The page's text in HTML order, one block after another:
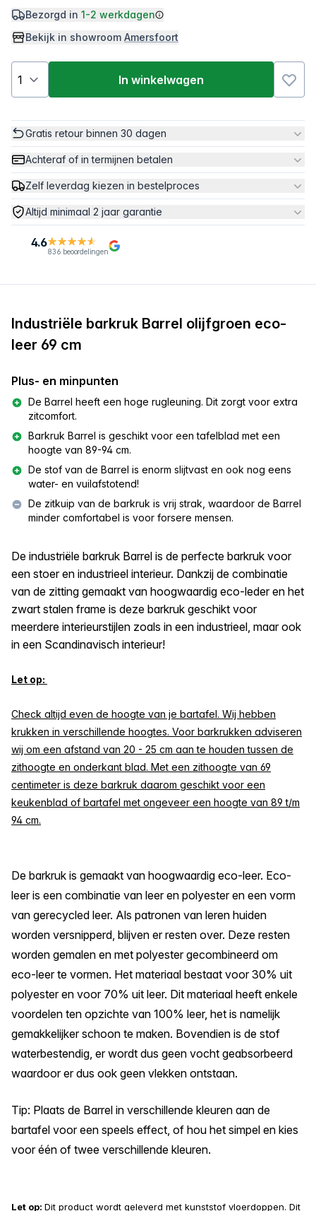
Bezorgd in 1-2 werkdagen
Bekijk in showroom Amersfoort
In winkelwagen
Gratis retour binnen 30 dagen
Achteraf of in termijnen betalen
Zelf leverdag kiezen in bestelproces
Altijd minimaal 2 jaar garantie
4.6
836 beoordelingen
Industriële barkruk Barrel olijfgroen eco-
leer 69 cm
Plus- en minpunten
De Barrel heeft een hoge rugleuning. Dit zorgt voor extra
zitcomfort.
Barkruk Barrel is geschikt voor een tafelblad met een
hoogte van 89-94 cm.
De stof van de Barrel is enorm slijtvast en ook nog eens
water- en vuilafstotend!
De zitkuip van de barkruk is vrij strak, waardoor de Barrel
minder comfortabel is voor forsere mensen.
De industriële barkruk Barrel is de perfecte barkruk voor
een stoer en industrieel interieur. Dankzij de combinatie
van de zitting gemaakt van hoogwaardig eco-leder en het
zwart stalen frame is deze barkruk geschikt voor
meerdere interieurstijlen zoals in een industrieel, maar ook
in een Scandinavisch interieur!
Let op:
Check altijd even de hoogte van je bartafel. Wij hebben
krukken in verschillende hoogtes. Voor barkrukken adviseren
wij om een afstand van 20 - 25 cm aan te houden tussen de
zithoogte en onderkant blad. Met een zithoogte van 69
centimeter is deze barkruk daarom geschikt voor een
keukenblad of bartafel met ongeveer een hoogte van 89 t/m
94 cm.
De barkruk is gemaakt van hoogwaardig eco-leer. Eco-
leer is een combinatie van leer en polyester en een vorm
van gerecycled leer. Als patronen van leren huiden
worden versnipperd, blijven er resten over. Deze resten
worden gemalen en met polyester gecombineerd om
eco-leer te vormen. Het materiaal bestaat voor 30% uit
polyester en voor 70% uit leer. Dit materiaal heeft enkele
voordelen ten opzichte van 100% leer, het is namelijk
gemakkelijker schoon te maken. Bovendien is de stof
waterbestendig, er wordt dus geen vocht geabsorbeerd
waardoor er dus ook geen vlekken ontstaan.
Tip: Plaats de Barrel in verschillende kleuren aan de
bartafel voor een speels effect, of hou het simpel en kies
voor één of twee verschillende kleuren.
Let op: Dit product wordt geleverd met kunststof vloerdoppen. Dit